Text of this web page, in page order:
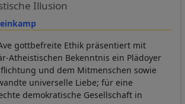
Illusion
gottbefreite Ethik präsentiert mit
Atheistischen Bekenntnis ein Plädoyer
und dem Mitmenschen sowie
universelle Liebe; für eine
demokratische Gesellschaft in